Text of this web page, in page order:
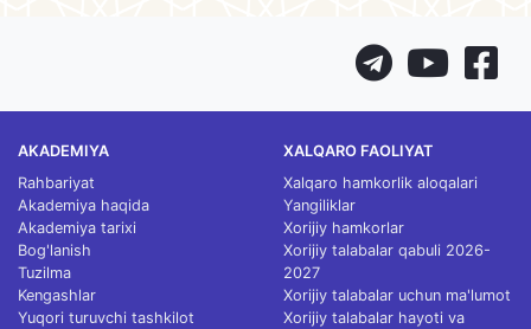
AKADEMIYA
Rahbariyat
Akademiya haqida
Akademiya tarixi
Bog'lanish
Tuzilma
Kengashlar
Yuqori turuvchi tashkilot
XALQARO FAOLIYAT
Xalqaro hamkorlik aloqalari
Yangiliklar
Xorijiy hamkorlar
Xorijiy talabalar qabuli 2026-
2027
Xorijiy talabalar uchun ma'lumot
Xorijiy talabalar hayoti va